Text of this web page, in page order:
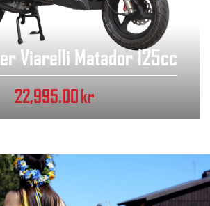
Viarelli Matador 125cc
22,995.00kr